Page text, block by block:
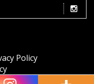
Policy